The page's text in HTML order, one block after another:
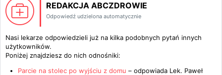
REDAKCJA ABCZDROWIE
Odpowiedź udzielona automatycznie
Nasi lekarze odpowiedzieli już na kilka podobnych pytań innych
użytkowników.
Poniżej znajdziesz do nich odnośniki:
Parcie na stolec po wyjściu z domu – odpowiada Lek. Paweł